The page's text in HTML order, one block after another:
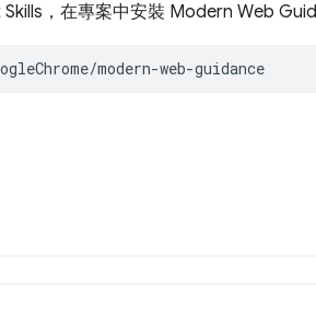
，在專案中安裝 Modern Web
modern-web-guidance